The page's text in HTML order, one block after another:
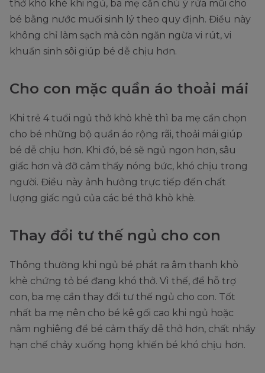
thở khò khè khi ngủ, ba mẹ cần chú ý rửa mũi cho
bé bằng nước muối sinh lý theo quy định. Điều này
không chỉ làm sạch mà còn ngăn ngừa vi rút, vi
khuẩn sinh sôi giúp bé dễ chịu hơn.
Cho con mặc quần áo thoải mái
Khi trẻ 4 tuổi ngủ thở khò khè thì ba mẹ cần chọn
cho bé những bộ quần áo rộng rãi, thoải mái giúp
bé dễ chịu hơn. Khi đó, bé sẽ ngủ ngon hơn, sâu
giấc hơn và đỡ cảm thấy nóng bức, khó chịu trong
người. Điều này ảnh hưởng trực tiếp đến chất
lượng giấc ngủ của các bé thở khò khè.
Thay đổi tư thế ngủ cho con
Thông thường khi ngủ bé phát ra âm thanh khò
khè chứng tỏ bé đang khó thở. Vì thế, để hỗ trợ
con, ba mẹ cần thay đổi tư thế ngủ cho con. Tốt
nhất ba mẹ nên cho bé kê gối cao khi ngủ hoặc
nằm nghiêng để bé cảm thấy dễ thở hơn, chất nhầy
hạn chế chảy xuống họng khiến bé khó chịu hơn.